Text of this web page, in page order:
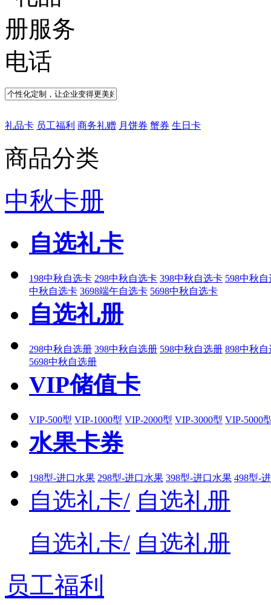
礼品卡 员工福利 商务礼赠 月饼券 蟹券 生日卡
商品分类
中秋卡册
自选礼卡
198中秋自选卡 298中秋自选卡 398中秋自选卡 598中秋
中秋自选卡 3698端午自选卡 5698中秋自选卡
自选礼册
298中秋自选册 398中秋自选册 598中秋自选册 898中秋自
5698中秋自选册
VIP储值卡
VIP-500型 VIP-1000型 VIP-2000型 VIP-3000型 VIP-5000
水果卡券
198型-进口水果 298型-进口水果 398型-进口水果 498型-
自选礼卡/ 自选礼册
自选礼卡/ 自选礼册
员工福利